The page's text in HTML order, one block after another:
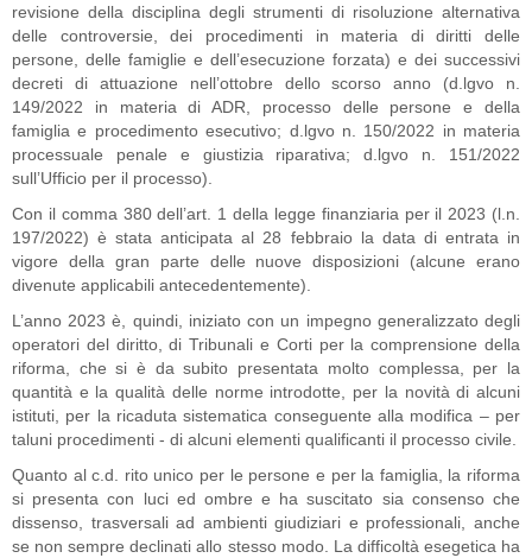
revisione della disciplina degli strumenti di risoluzione alternativa
delle controversie, dei procedimenti in materia di diritti delle
persone, delle famiglie e dell’esecuzione forzata) e dei successivi
decreti di attuazione nell’ottobre dello scorso anno (d.lgvo n.
149/2022 in materia di ADR, processo delle persone e della
famiglia e procedimento esecutivo; d.lgvo n. 150/2022 in materia
processuale penale e giustizia riparativa; d.lgvo n. 151/2022
sull’Ufficio per il processo).
Con il comma 380 dell’art. 1 della legge finanziaria per il 2023 (l.n.
197/2022) è stata anticipata al 28 febbraio la data di entrata in
vigore della gran parte delle nuove disposizioni (alcune erano
divenute applicabili antecedentemente).
L’anno 2023 è, quindi, iniziato con un impegno generalizzato degli
operatori del diritto, di Tribunali e Corti per la comprensione della
riforma, che si è da subito presentata molto complessa, per la
quantità e la qualità delle norme introdotte, per la novità di alcuni
istituti, per la ricaduta sistematica conseguente alla modifica – per
taluni procedimenti - di alcuni elementi qualificanti il processo civile.
Quanto al c.d. rito unico per le persone e per la famiglia, la riforma
si presenta con luci ed ombre e ha suscitato sia consenso che
dissenso, trasversali ad ambienti giudiziari e professionali, anche
se non sempre declinati allo stesso modo. La difficoltà esegetica ha